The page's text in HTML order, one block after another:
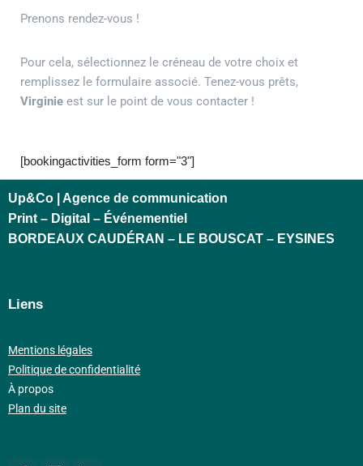
Prenons rendez-vous !
Pour cela, sélectionnez le créneau de votre choix et
remplissez le formulaire associé. Tenez-vous prêts,
Virginie est sur le point de vous contacter !
[bookingactivities_form form="3"]
Up&Co | Agence de communication
Print – Digital – Événementiel
BORDEAUX CAUDÉRAN – LE BOUSCAT – EYSINES
Liens
Mentions légales
Politique de confidentialité
À propos
Plan du site